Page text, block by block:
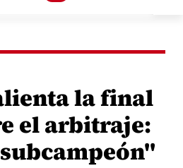
la final
el arbitraje: